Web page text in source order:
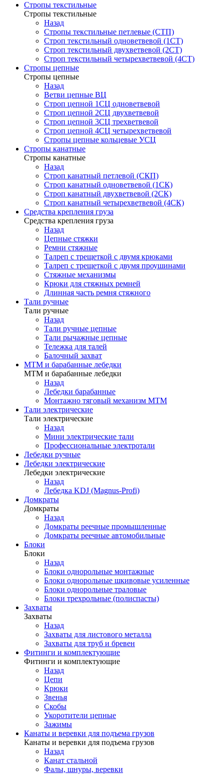
Стропы текстильные
Стропы текстильные
Назад
Стропы текстильные петлевые (СТП)
Строп текстильный одноветвевой (1СТ)
Строп текстильный двухветвевой (2СТ)
Строп текстильный четырехветвевой (4СТ)
Стропы цепные
Стропы цепные
Назад
Ветви цепные ВЦ
Строп цепной 1СЦ одноветвевой
Строп цепной 2СЦ двухветвевой
Строп цепной 3СЦ трехветвевой
Строп цепной 4СЦ четырехветвевой
Стропы цепные кольцевые УСЦ
Стропы канатные
Стропы канатные
Назад
Строп канатный петлевой (СКП)
Строп канатный одноветвевой (1СК)
Строп канатный двухветвевой (2СК)
Строп канатный четырехветвевой (4СК)
Средства крепления груза
Средства крепления груза
Назад
Цепные стяжки
Ремни стяжные
Талреп с трещеткой с двумя крюками
Талреп с трещеткой с двумя проушинами
Стяжные механизмы
Крюки для стяжных ремней
Длинная часть ремня стяжного
Тали ручные
Тали ручные
Назад
Тали ручные цепные
Тали рычажные цепные
Тележка для талей
Балочный захват
МТМ и барабанные лебедки
МТМ и барабанные лебедки
Назад
Лебедки барабанные
Монтажно тяговый механизм МТМ
Тали электрические
Тали электрические
Назад
Мини электрические тали
Профессиональные электротали
Лебедки ручные
Лебедки электрические
Лебедки электрические
Назад
Лебедка KDJ (Magnus-Profi)
Домкраты
Домкраты
Назад
Домкраты реечные промышленные
Домкраты реечные автомобильные
Блоки
Блоки
Назад
Блоки однорольные монтажные
Блоки однорольные шкивовые усиленные
Блоки однорольные траловые
Блоки трехрольные (полиспасты)
Захваты
Захваты
Назад
Захваты для листового металла
Захваты для труб и бревен
Фитинги и комплектующие
Фитинги и комплектующие
Назад
Цепи
Крюки
Звенья
Скобы
Укоротители цепные
Зажимы
Канаты и веревки для подъема грузов
Канаты и веревки для подъема грузов
Назад
Канат стальной
Фалы, шнуры, веревки